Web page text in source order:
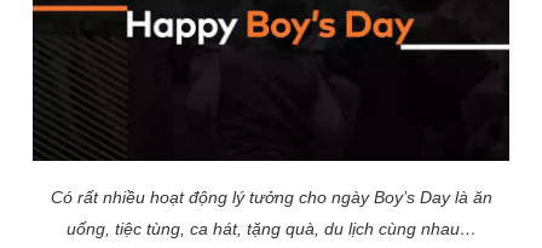
Có rất nhiều hoạt động lý tưởng cho ngày Boy’s Day là ăn
uống, tiệc tùng, ca hát, tặng quà, du lịch cùng nhau…